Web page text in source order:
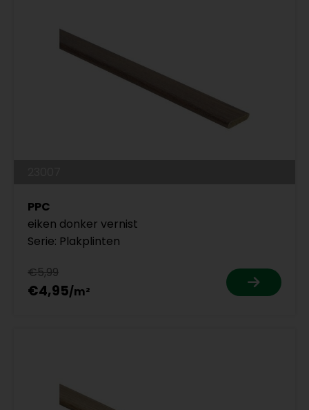
PPC
eiken donker vernist
Serie: Plakplinten
€5,99
€4,95